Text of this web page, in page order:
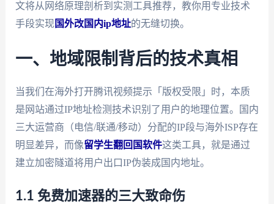
文将从网络原理剖析到实测工具推荐，教你用专业技术
手段实现国外改国内ip地址的无缝切换。
一、地域限制背后的技术真相
当我们在海外打开腾讯视频提示「版权受限」时，本质
是网站通过IP地址检测技术识别了用户的地理位置。国内
三大运营商（电信/联通/移动）分配的IP段与海外ISP存在
明显差异，而像留学生翻回国软件这类工具，就是通过
建立加密隧道将用户出口IP伪装成国内地址。
1.1 免费加速器的三大致命伤